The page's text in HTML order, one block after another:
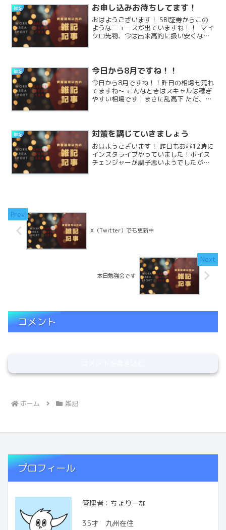
た！ReadMore...
雑記 お申し込みお待ちしてます！
おはようございます！ SBI証券からこの
ようなニュースが出ていますね！！ マイ
クロ先物、今は出来高的に扱い安くなっ
リデーにReadMore...
雑記 今日から8月ですね！！
今日から8月ですね！！昨日の相場も荒れ
てますね〜 こんなときはスキャルは稼ぎ
やすい相場です！まさに乱高下 ただ、日
Amazon、楽天 そReadMore...
雑記 対策を講じていきましょう
おはようございます！ 昨日もお昼12時に
インスタライブやっていました！ボイス
チェンジャーが調子悪いようでしたが、
X（Twitter）でも更新中
本日勉強会です
コメント
ホーム 雑記
プロフィール
管理者：ちょりーな
35才 九州在住